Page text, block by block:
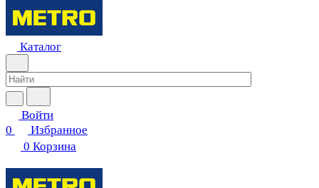
Каталог
Войти
0
Избранное
0 Корзина